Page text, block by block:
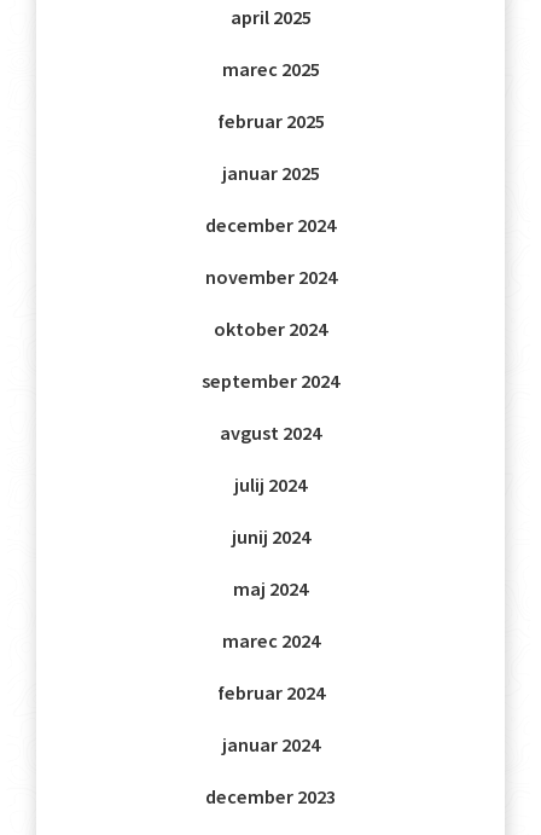
april 2025
marec 2025
februar 2025
januar 2025
december 2024
november 2024
oktober 2024
september 2024
avgust 2024
julij 2024
junij 2024
maj 2024
marec 2024
februar 2024
januar 2024
december 2023